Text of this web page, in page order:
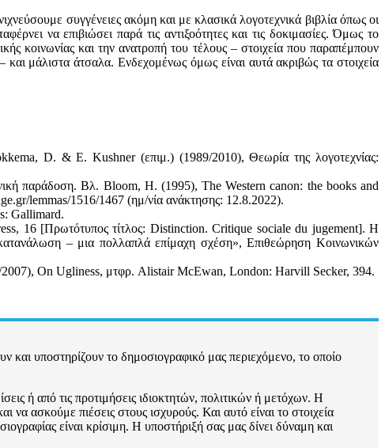
συγγένειες ακόμη και με κλασικά λογοτεχνικά βιβλία όπως οι
να επιβιώσει παρά τις αντιξοότητες και τις δοκιμασίες. Όμως το
κοινωνίας και την ανατροπή του τέλους – στοιχεία που παραπέμπουν
μάλιστα άτσαλα. Ενδεχομένως όμως είναι αυτά ακριβώς τα στοιχεία
D. & E. Kushner (επιμ.) (1989/2010), Θεωρία της λογοτεχνίας:
παράδοση. Βλ. Bloom, H. (1995), The Western canon: the books and
lemmas/1516/1467 (ημ/νία ανάκτησης: 12.8.2022).
Gallimard.
16 [Πρωτότυπος τίτλος: Distinction. Critique sociale du jugement]. Η
– μια πολλαπλά επίμαχη σχέση», Επιθεώρηση Κοινωνικών
On Ugliness, μτφρ. Alistair McEwan, London: Harvill Secker, 394.
υποστηρίζουν το δημοσιογραφικό μας περιεχόμενο, το οποίο
ή από τις προτιμήσεις ιδιοκτητών, πολιτικών ή μετόχων. Η
ασκούμε πιέσεις στους ισχυρούς. Και αυτό είναι το στοιχεία
είναι κρίσιμη. Η υποστήριξή σας μας δίνει δύναμη και